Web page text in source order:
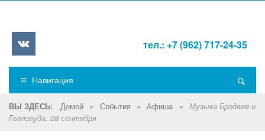
тел.: +7 (962) 717-24-35
Навигация
ВЫ ЗДЕСЬ: Домой » События » Афиша »
Музыка Бродвея и
Голливуда, 28 сентября